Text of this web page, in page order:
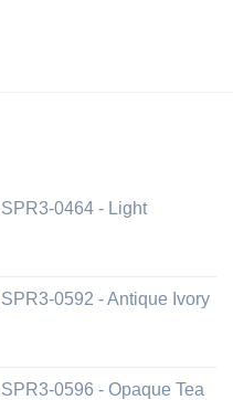
0464 - Light
0592 - Antique Ivory
0596 - Opaque Tea